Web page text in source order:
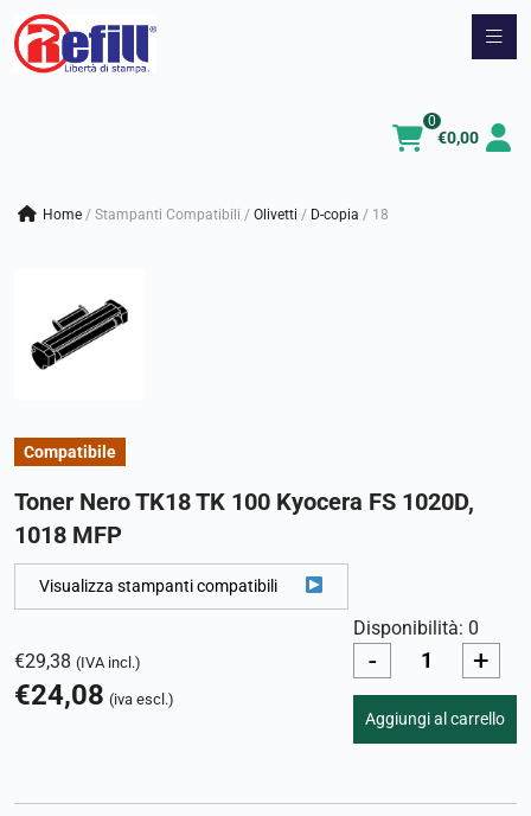
Vai
€0,00
0
Home / Stampanti Compatibili / olivetti / d-copia / 18
Compatibile
Toner Nero TK18 TK 100 Kyocera FS 1020D,
1018 MFP
Visualizza stampanti compatibili
€29,38 (IVA incl.)
€24,08 (iva escl.)
Disponibilità: 0
- +
Aggiungi al carrello